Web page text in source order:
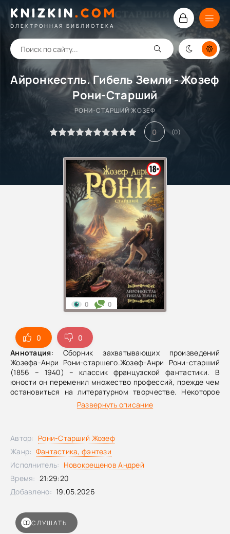
KNIZKIN.COM
ЭЛЕКТРОННАЯ БИБЛИОТЕКА
Айронкестль. Гибель Земли - Жозеф
Рони-Старший
РОНИ-СТАРШИЙ ЖОЗЕФ
0 (0)
0
0
Аннотация: Сборник захватывающих произведений
Жозефа-Анри Рони-старшего.Жозеф-Анри Рони-старший
(1856 – 1940) – классик французской фантастики. В
юности он переменил множество профессий, прежде чем
остановиться на литературном творчестве. Некоторое
время Жозеф-Анри писал в соавторстве с младшим
братом Серафином Жюстеном, но после их ссоры стал
как авантюрно-приключенческие, так и научно-
фантастические произведения Рони-старшего, а также
исторический роман. В каждом из них в той или иной мере
присутствует элемент фантастики, тайны, намекающей на
чудо и воспевающей полноту жизни на Земле – от
доисторических времен до последних дней уходящего в
(рассказ)Глубины Киамо (рассказ)Сокровища снегов
(повесть)Таинственная сила (роман)Гибель Земли
Развернуть описание
0 0
СЛУШАТЬ
Автор: Рони-Старший Жозеф
Жанр: Фантастика, фэнтези
Исполнитель: Новокрещенов Андрей
Время: 21:29:20
Добавлено: 19.05.2026